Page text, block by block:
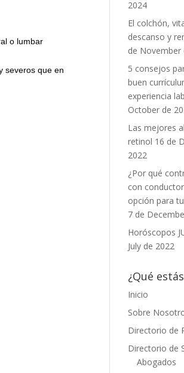
o lumbar
severos que en
2024
El colchón,
descanso y
de November
5 consejos
buen
experiencia
October de
Las mejores
retinol 16 de
2022
¿Por qué
con
opción para
7 de
Horóscopos
July de 2022
¿Qué
Inicio
Sobre
Directorio de
Directorio de
Abogados